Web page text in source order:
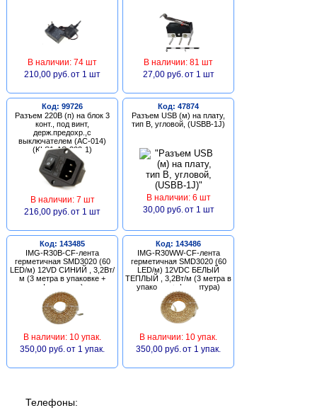
В наличии: 74 шт
210,00 руб. от 1 шт
В наличии: 81 шт
27,00 руб. от 1 шт
Код: 99726
Разъем 220В (п) на блок 3
конт., под винт,
держ.предохр.,с
выключателем (AC-014)
(KLS1-AS-303-1)
В наличии: 7 шт
216,00 руб. от 1 шт
Код: 47874
Разъем USB (м) на плату,
тип В, угловой, (USBB-1J)
В наличии: 6 шт
30,00 руб. от 1 шт
Код: 143485
IMG-R30B-CF-лента
герметичная SMD3020 (60
LED/м) 12VD СИНИЙ , 3,2Вт/
м (3 метра в упаковке +
фурнитура)
В наличии: 10 упак.
350,00 руб. от 1 упак.
Код: 143486
IMG-R30WW-CF-лента
герметичная SMD3020 (60
LED/м) 12VDC БЕЛЫЙ
ТЕПЛЫЙ , 3,2Вт/м (3 метра в
упаковке + фурнитура)
В наличии: 10 упак.
350,00 руб. от 1 упак.
Телефоны: